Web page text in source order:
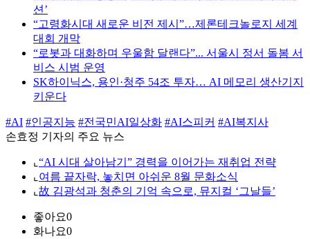
션’
“고령화시대 새로운 비전 제시”…제론테크놀로지 세계
대회 개막
“로봇과 대화하며 우울함 달랜다”... 서울시 정서 돌봄 서
비스 시범 운영
SK하이닉스, 용인·청주 54조 투자… AI 메모리 생산기지
키운다
#AI #인공지능 #전국민AI일상화 #AI스피커 #AI복지사
손효정 기자의 주요 뉴스
⌞ “AI 시대 살아남기” 경력을 이어가는 재취업 전략
⌞ 여름 끝자락, 놓치면 아쉬운 8월 문화소식
⌞ 故 김광석과 청춘의 기억 속으로, 뮤지컬 ‘그날들’
좋아요0
화나요0